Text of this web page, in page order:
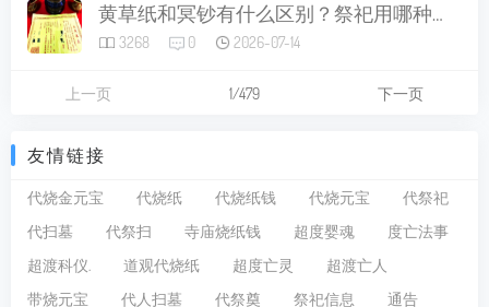
黄草纸和冥钞有什么区别？祭祀用哪种比较好？
3268 0 2026-07-14
上一页 1/479 下一页
友情链接
代烧金元宝 代烧纸 代烧纸钱 代烧元宝
代祭祀
代扫墓
代祭扫 寺庙烧纸钱 超度婴魂
度亡法事
超渡科仪.
道观代烧纸 超度亡灵
超渡亡人
带烧元宝
代人扫墓 代祭奠 祭祀信息
通告